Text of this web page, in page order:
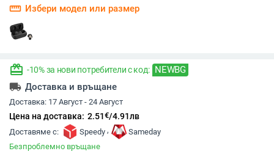
straighten Избери модел или размер
redeem -10% за нови потребители с код: NEWBG
local_shipping Доставка и връщане
Доставка: 17 Август - 24 Август
Цена на доставка: 2.51€/4.91лв
Доставяме с: Speedy ,
Sameday
Безпроблемно връщане